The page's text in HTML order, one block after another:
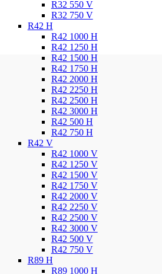
R32 550 V
R32 750 V
R42 H
R42 1000 H
R42 1250 H
R42 1500 H
R42 1750 H
R42 2000 H
R42 2250 H
R42 2500 H
R42 3000 H
R42 500 H
R42 750 H
R42 V
R42 1000 V
R42 1250 V
R42 1500 V
R42 1750 V
R42 2000 V
R42 2250 V
R42 2500 V
R42 3000 V
R42 500 V
R42 750 V
R89 H
R89 1000 H